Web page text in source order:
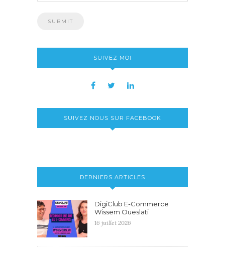
SUIVEZ MOI
SUIVEZ NOUS SUR FACEBOOK
DERNIERS ARTICLES
DigiClub E-Commerce
Wissem Oueslati
16 juillet 2026